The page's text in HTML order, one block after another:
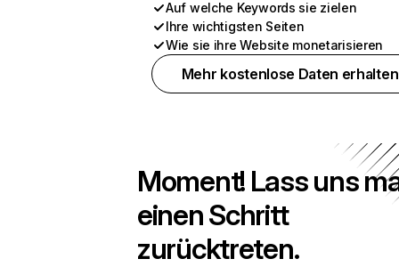
Auf welche Keywords sie zielen
Ihre wichtigsten Seiten
Wie sie ihre Website monetarisieren
Mehr kostenlose Daten erhalten
Moment! Lass uns
einen Schritt
zurücktreten.